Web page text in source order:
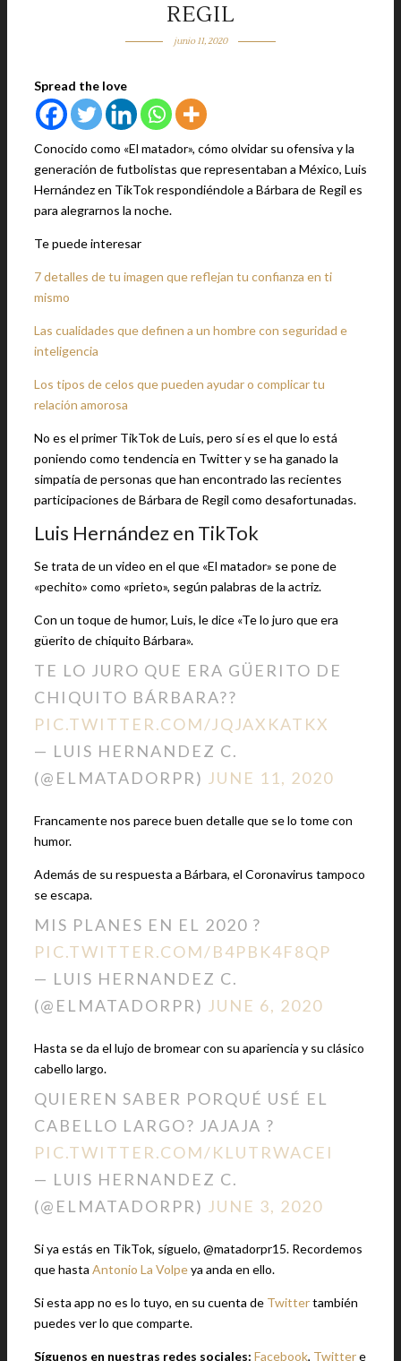
REGIL
junio 11, 2020
Spread the love
Conocido como «El matador», cómo olvidar su ofensiva y la
generación de futbolistas que representaban a México, Luis
Hernández en TikTok respondiéndole a Bárbara de Regil es
para alegrarnos la noche.
Te puede interesar
7 detalles de tu imagen que reflejan tu confianza en ti
mismo
Las cualidades que definen a un hombre con seguridad e
inteligencia
Los tipos de celos que pueden ayudar o complicar tu
relación amorosa
No es el primer TikTok de Luis, pero sí es el que lo está
poniendo como tendencia en Twitter y se ha ganado la
simpatía de personas que han encontrado las recientes
participaciones de Bárbara de Regil como desafortunadas.
Luis Hernández en TikTok
Se trata de un video en el que «El matador» se pone de
«pechito» como «prieto», según palabras de la actriz.
Con un toque de humor, Luis, le dice «Te lo juro que era
güerito de chiquito Bárbara».
TE LO JURO QUE ERA GÜERITO DE
CHIQUITO BÁRBARA??
PIC.TWITTER.COM/JQJAXKATKX
— LUIS HERNANDEZ C.
(@ELMATADORPR) JUNE 11, 2020
Francamente nos parece buen detalle que se lo tome con
humor.
Además de su respuesta a Bárbara, el Coronavirus tampoco
se escapa.
MIS PLANES EN EL 2020 ?
PIC.TWITTER.COM/B4PBK4F8QP
— LUIS HERNANDEZ C.
(@ELMATADORPR) JUNE 6, 2020
Hasta se da el lujo de bromear con su apariencia y su clásico
cabello largo.
QUIEREN SABER PORQUÉ USÉ EL
CABELLO LARGO? JAJAJA ?
PIC.TWITTER.COM/KLUTRWACEI
— LUIS HERNANDEZ C.
(@ELMATADORPR) JUNE 3, 2020
Si ya estás en TikTok, síguelo, @matadorpr15. Recordemos
que hasta Antonio La Volpeya anda en ello.
Si esta app no es lo tuyo, en su cuenta de Twittertambién
puedes ver lo que comparte.
Síguenos en nuestras redes sociales: Facebook, Twittere